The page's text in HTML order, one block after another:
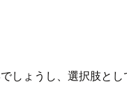
ょうし、選択肢とし